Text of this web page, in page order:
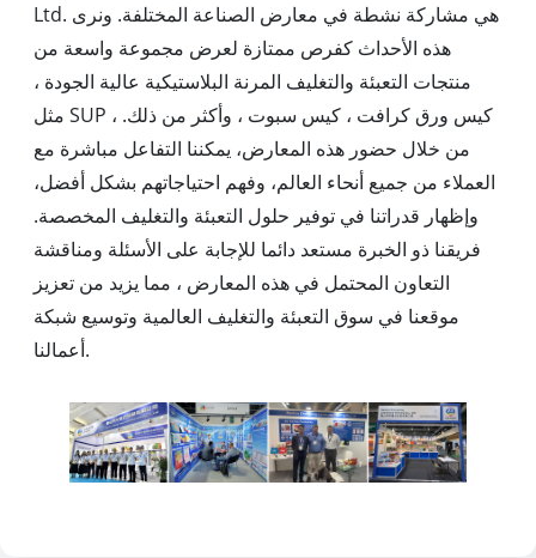
Ltd. هي مشاركة نشطة في معارض الصناعة المختلفة. ونرى
هذه الأحداث كفرص ممتازة لعرض مجموعة واسعة من
منتجات التعبئة والتغليف المرنة البلاستيكية عالية الجودة ،
مثل SUP ، كيس ورق كرافت ، كيس سبوت ، وأكثر من ذلك.
من خلال حضور هذه المعارض، يمكننا التفاعل مباشرة مع
العملاء من جميع أنحاء العالم، وفهم احتياجاتهم بشكل أفضل،
وإظهار قدراتنا في توفير حلول التعبئة والتغليف المخصصة.
فريقنا ذو الخبرة مستعد دائما للإجابة على الأسئلة ومناقشة
التعاون المحتمل في هذه المعارض ، مما يزيد من تعزيز
موقعنا في سوق التعبئة والتغليف العالمية وتوسيع شبكة
أعمالنا.